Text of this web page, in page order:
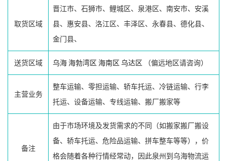
取货区域
晋江市、石狮市、鲤城区、泉港区、南安市、安溪
县、惠安县、洛江区、丰泽区、永春县、德化县、
金门县、
送货区域 乌海海勃湾区 海南区 乌达区 （偏远地区请咨询）
主营业务
整车运输、零担运输、轿车托运、冷链运输、行李
托运、设备运输、专线运输、搬厂搬家等
备注
由于市场环境及发货需求的不同（如搬家搬厂搬设
备、轿车托运、危险品运输、拼车整车等等），价
格会随着各种行情经常动，因此泉州到乌海物流运